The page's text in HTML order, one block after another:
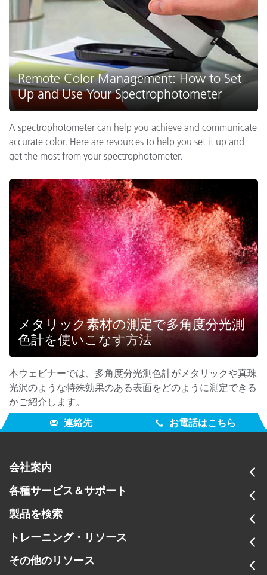
Remote Color Management: How to Set
Up and Use Your Spectrophotometer
A spectrophotometer can help you achieve and communicate
accurate color. Here are resources to help you set it up and
get the most from your spectrophotometer.
メタリック素材の測定で多角度分光測
色計を使いこなす方法
本ウェビナーでは、多角度分光測色計がメタリックや真珠
光沢のような特殊効果のある表面をどのように測定できる
かご紹介します。
連絡先
お電話はこちら
会社案内
各種サービス＆サポート
製品を検索
トレーニング・リソース
その他のリソース